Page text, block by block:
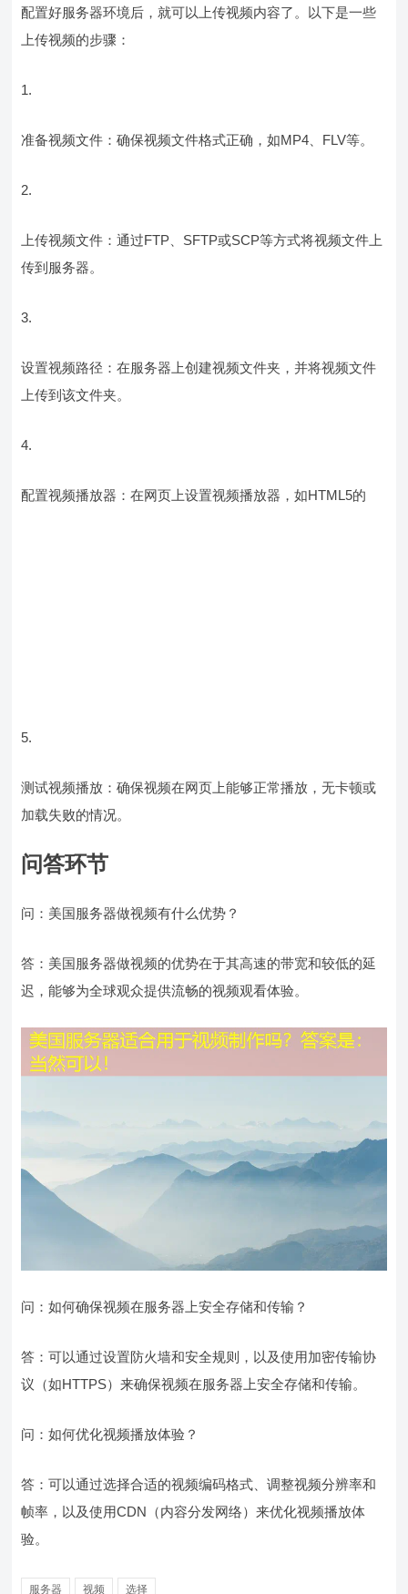
配置好服务器环境后，就可以上传视频内容了。以下是一些
上传视频的步骤：
1.
准备视频文件：确保视频文件格式正确，如MP4、FLV等。
2.
上传视频文件：通过FTP、SFTP或SCP等方式将视频文件上
传到服务器。
3.
设置视频路径：在服务器上创建视频文件夹，并将视频文件
上传到该文件夹。
4.
配置视频播放器：在网页上设置视频播放器，如HTML5的
5.
测试视频播放：确保视频在网页上能够正常播放，无卡顿或
加载失败的情况。
问答环节
问：美国服务器做视频有什么优势？
答：美国服务器做视频的优势在于其高速的带宽和较低的延
迟，能够为全球观众提供流畅的视频观看体验。
问：如何确保视频在服务器上安全存储和传输？
答：可以通过设置防火墙和安全规则，以及使用加密传输协
议（如HTTPS）来确保视频在服务器上安全存储和传输。
问：如何优化视频播放体验？
答：可以通过选择合适的视频编码格式、调整视频分辨率和
帧率，以及使用CDN（内容分发网络）来优化视频播放体
验。
服务器 视频 选择